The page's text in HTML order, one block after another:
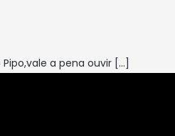
a pena ouvir […]